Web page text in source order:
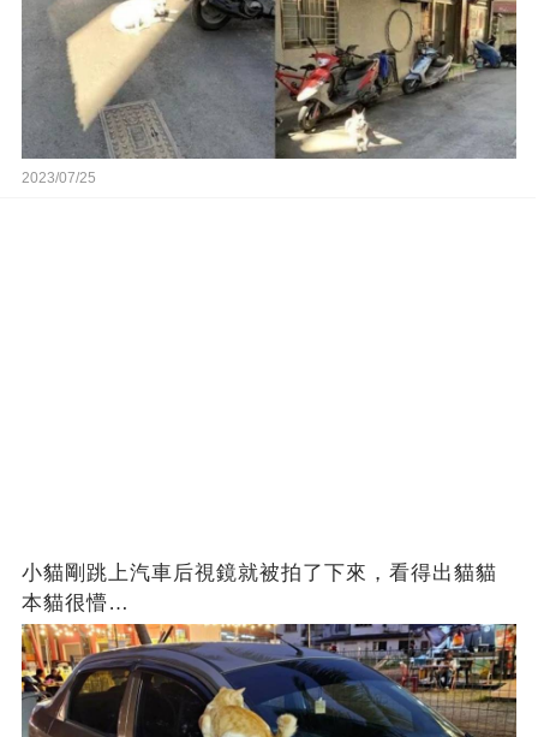
2023/07/25
小貓剛跳上汽車后視鏡就被拍了下來，看得出貓貓
本貓很懵…